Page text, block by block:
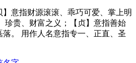
意指财源滚滚、乖巧可爱、掌上明
珍贵、财富之义；【贞】意指善始
。 用作人名意指专一、正直、圣